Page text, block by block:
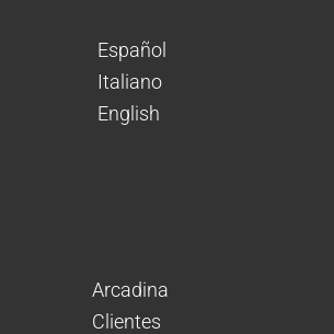
Español
Italiano
English
Arcadina
Clientes